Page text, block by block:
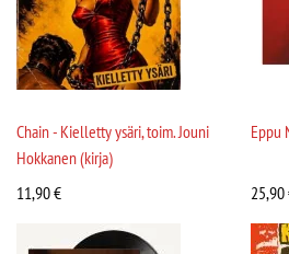
Chain - Kielletty ysäri, toim. Jouni
Hokkanen (kirja)
11,90€
Eppu
25,90